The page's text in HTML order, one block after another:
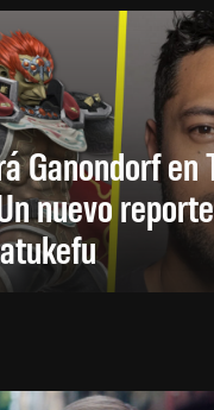
Ganondorf en
nuevo